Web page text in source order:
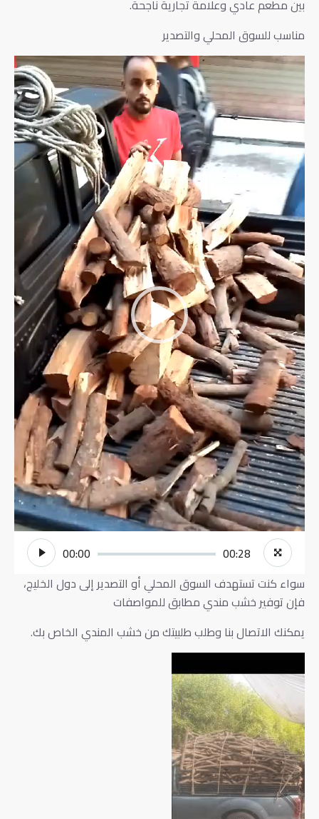
بين مطعم عادي وعلامة تجارية ناجحة.
مناسب للسوق المحلي والتصدير
مشغل
الفيديو
00:00
00:28
سواء كنت تستهدف السوق المحلي أو التصدير إلى دول الخليج،
فإن توفير خشب مندي مطابق للمواصفات
يمكنك الاتصال بنا وطلب طلبيتك من خشب المندي الخاص بك.